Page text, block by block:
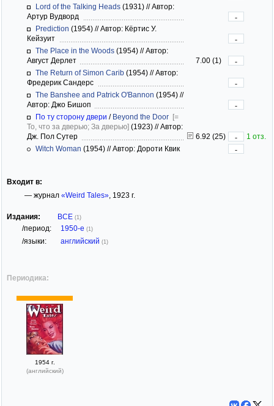
Lord of the Talking Heads (1931) //Автор:
Артур Вудворд
-
Prediction (1954) //Автор: Кёртис У.
Кейзуит
-
The Place in the Woods (1954) //Автор:
Август Дерлет
7.00 (1)
-
The Return of Simon Carib (1954) //Автор:
Фредерик Сандерс
-
The Banshee and Patrick O'Bannon (1954) //
Автор: Джо Бишоп
-
По ту сторону двери / Beyond the Door [=
То, что за дверью; За дверью] (1923) //Автор:
Дж. Пол Сутер
6.92 (25) -
1 отз.
Witch Woman (1954) //Автор: Дороти Квик -
Входит в:
— журнал «Weird Tales», 1923 г.
Издания: ВСЕ (1)
/период: 1950-е (1)
/языки: английский (1)
Периодика:
1954 г.
(английский)